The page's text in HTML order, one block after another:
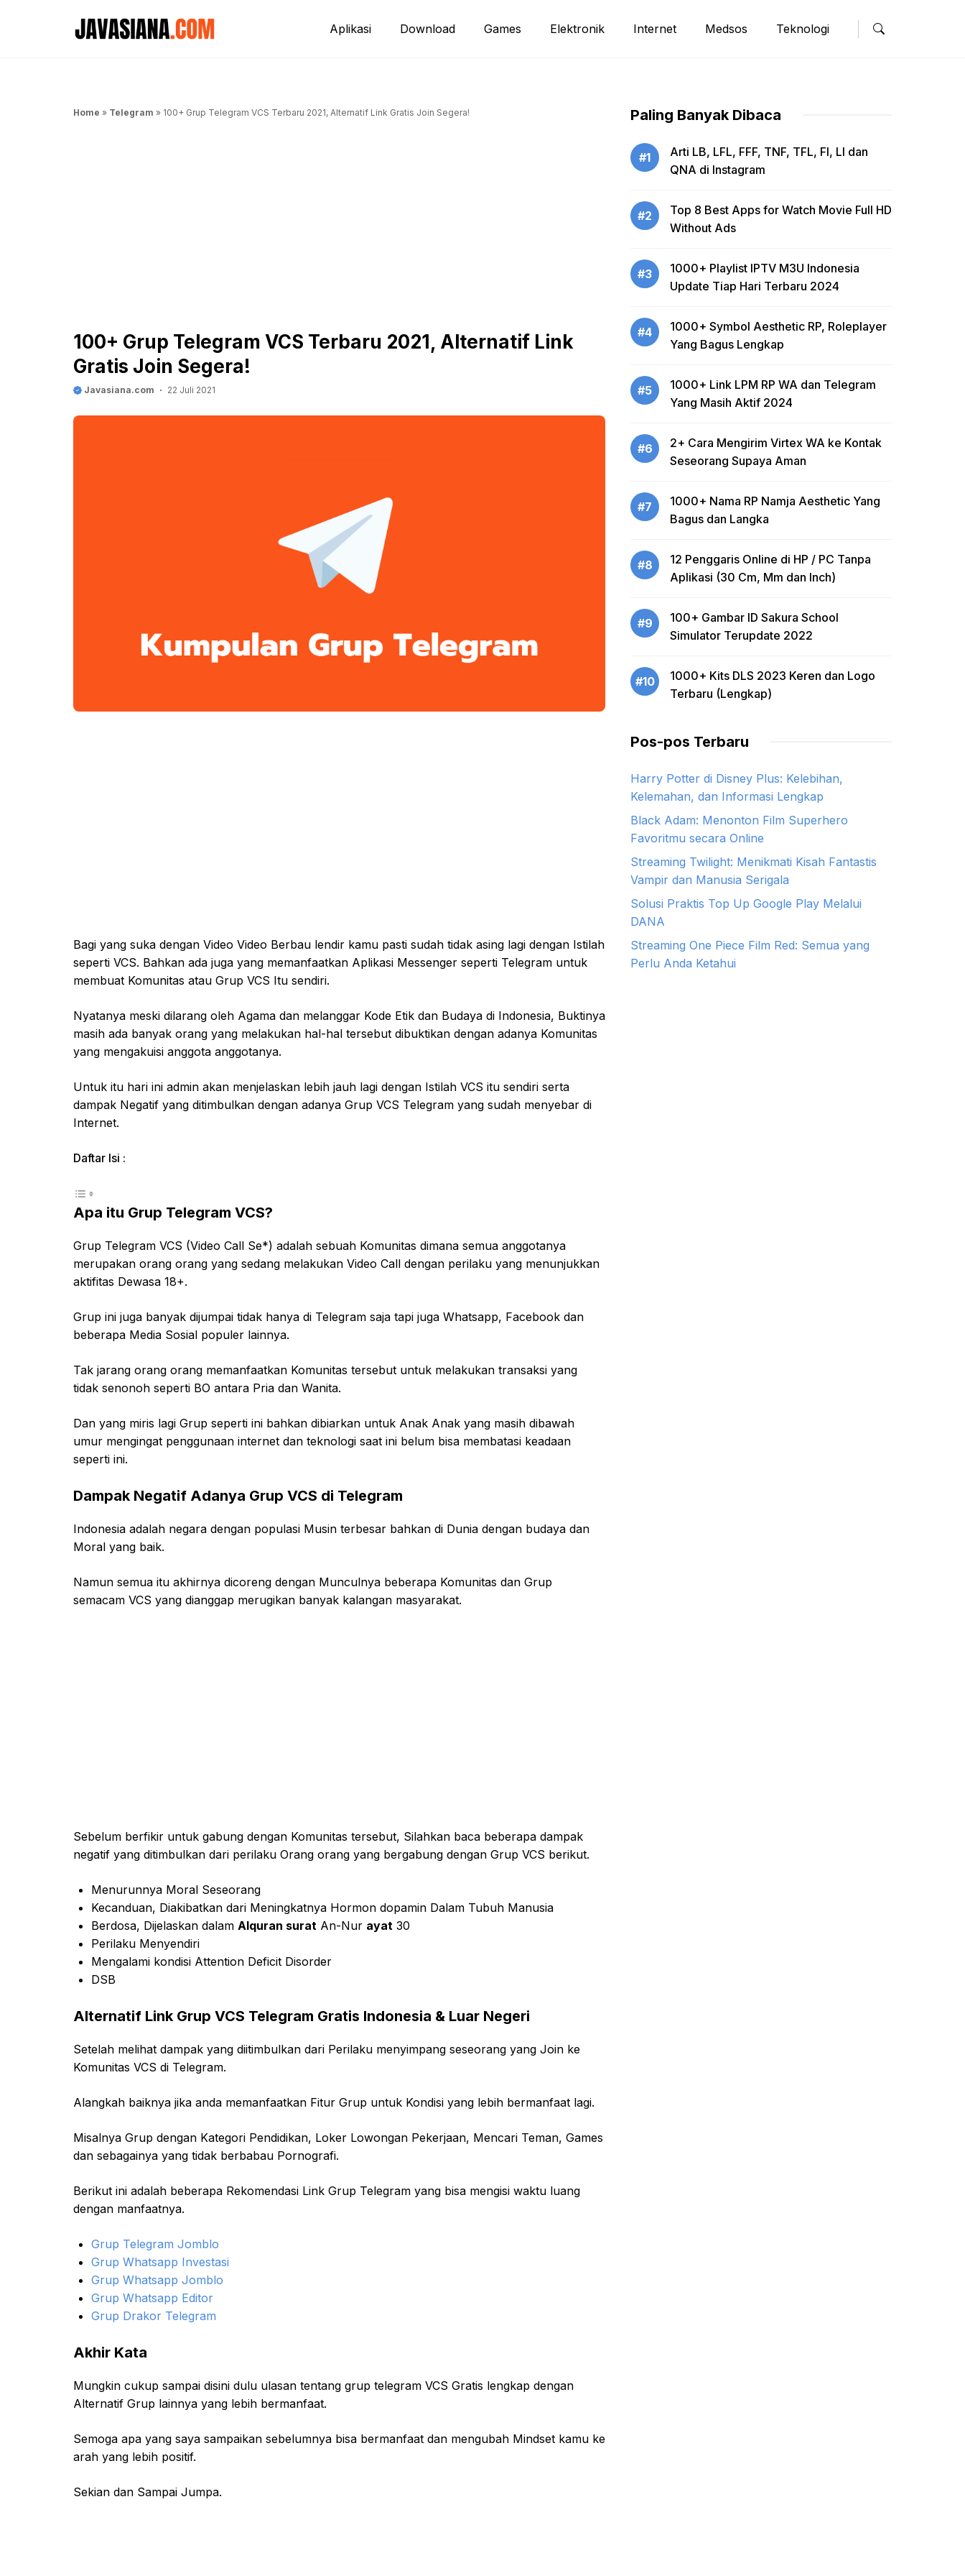
Aplikasi Download Games Elektronik Internet Medsos Teknologi
Home » Telegram » 100+ Grup Telegram VCS Terbaru 2021, Alternatif Link Gratis Join Segera!
100+ Grup Telegram VCS Terbaru 2021, Alternatif Link
Gratis Join Segera!
Javasiana.com 22 Juli 2021
Bagi yang suka dengan Video Video Berbau lendir kamu pasti sudah tidak asing lagi dengan Istilah
seperti VCS. Bahkan ada juga yang memanfaatkan Aplikasi Messenger seperti Telegram untuk
membuat Komunitas atau Grup VCS Itu sendiri.
Nyatanya meski dilarang oleh Agama dan melanggar Kode Etik dan Budaya di Indonesia, Buktinya
masih ada banyak orang yang melakukan hal-hal tersebut dibuktikan dengan adanya Komunitas
yang mengakuisi anggota anggotanya.
Untuk itu hari ini admin akan menjelaskan lebih jauh lagi dengan Istilah VCS itu sendiri serta
dampak Negatif yang ditimbulkan dengan adanya Grup VCS Telegram yang sudah menyebar di
Internet.
Daftar Isi :
Apa itu Grup Telegram VCS?
Grup Telegram VCS (Video Call Se*) adalah sebuah Komunitas dimana semua anggotanya
merupakan orang orang yang sedang melakukan Video Call dengan perilaku yang menunjukkan
aktifitas Dewasa 18+.
Grup ini juga banyak dijumpai tidak hanya di Telegram saja tapi juga Whatsapp, Facebook dan
beberapa Media Sosial populer lainnya.
Tak jarang orang orang memanfaatkan Komunitas tersebut untuk melakukan transaksi yang
tidak senonoh seperti BO antara Pria dan Wanita.
Dan yang miris lagi Grup seperti ini bahkan dibiarkan untuk Anak Anak yang masih dibawah
umur mengingat penggunaan internet dan teknologi saat ini belum bisa membatasi keadaan
seperti ini.
Dampak Negatif Adanya Grup VCS di Telegram
Indonesia adalah negara dengan populasi Musin terbesar bahkan di Dunia dengan budaya dan
Moral yang baik.
Namun semua itu akhirnya dicoreng dengan Munculnya beberapa Komunitas dan Grup
semacam VCS yang dianggap merugikan banyak kalangan masyarakat.
Sebelum berfikir untuk gabung dengan Komunitas tersebut, Silahkan baca beberapa dampak
negatif yang ditimbulkan dari perilaku Orang orang yang bergabung dengan Grup VCS berikut.
Menurunnya Moral Seseorang
Kecanduan, Diakibatkan dari Meningkatnya Hormon dopamin Dalam Tubuh Manusia
Berdosa, Dijelaskan dalam Alquran surat An-Nur ayat 30
Perilaku Menyendiri
Mengalami kondisi Attention Deficit Disorder
DSB
Alternatif Link Grup VCS Telegram Gratis Indonesia & Luar Negeri
Setelah melihat dampak yang diitimbulkan dari Perilaku menyimpang seseorang yang Join ke
Komunitas VCS di Telegram.
Alangkah baiknya jika anda memanfaatkan Fitur Grup untuk Kondisi yang lebih bermanfaat lagi.
Misalnya Grup dengan Kategori Pendidikan, Loker Lowongan Pekerjaan, Mencari Teman, Games
dan sebagainya yang tidak berbabau Pornografi.
Berikut ini adalah beberapa Rekomendasi Link Grup Telegram yang bisa mengisi waktu luang
dengan manfaatnya.
Grup Telegram Jomblo
Grup Whatsapp Investasi
Grup Whatsapp Jomblo
Grup Whatsapp Editor
Grup Drakor Telegram
Akhir Kata
Mungkin cukup sampai disini dulu ulasan tentang grup telegram VCS Gratis lengkap dengan
Alternatif Grup lainnya yang lebih bermanfaat.
Semoga apa yang saya sampaikan sebelumnya bisa bermanfaat dan mengubah Mindset kamu ke
arah yang lebih positif.
Sekian dan Sampai Jumpa.
Paling Banyak Dibaca
#1
Arti LB, LFL, FFF, TNF, TFL, FI, LI dan
QNA di Instagram
#2
Top 8 Best Apps for Watch Movie Full HD
Without Ads
#3
1000+ Playlist IPTV M3U Indonesia
Update Tiap Hari Terbaru 2024
#4
1000+ Symbol Aesthetic RP, Roleplayer
Yang Bagus Lengkap
#5
1000+ Link LPM RP WA dan Telegram
Yang Masih Aktif 2024
#6
2+ Cara Mengirim Virtex WA ke Kontak
Seseorang Supaya Aman
#7
1000+ Nama RP Namja Aesthetic Yang
Bagus dan Langka
#8
12 Penggaris Online di HP / PC Tanpa
Aplikasi (30 Cm, Mm dan Inch)
#9
100+ Gambar ID Sakura School
Simulator Terupdate 2022
#10
1000+ Kits DLS 2023 Keren dan Logo
Terbaru (Lengkap)
Pos-pos Terbaru
Harry Potter di Disney Plus: Kelebihan,
Kelemahan, dan Informasi Lengkap
Black Adam: Menonton Film Superhero
Favoritmu secara Online
Streaming Twilight: Menikmati Kisah Fantastis
Vampir dan Manusia Serigala
Solusi Praktis Top Up Google Play Melalui
DANA
Streaming One Piece Film Red: Semua yang
Perlu Anda Ketahui